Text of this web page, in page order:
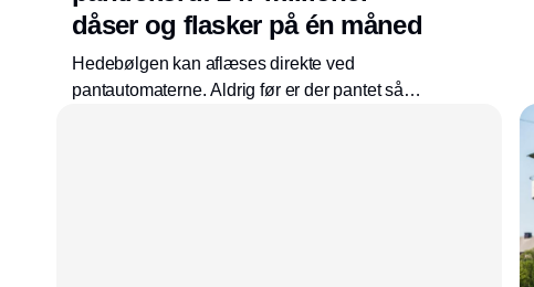
dåser og flasker på én måned
Hedebølgen kan aflæses direkte ved
pantautomaterne. Aldrig før er der pantet så